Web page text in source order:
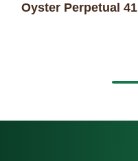
Oyster Perpetual 41